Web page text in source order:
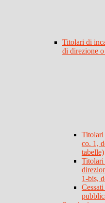
Titolari di
di direzione
Titolari
co. 1,
tabelle)
Titolari
1-bis,